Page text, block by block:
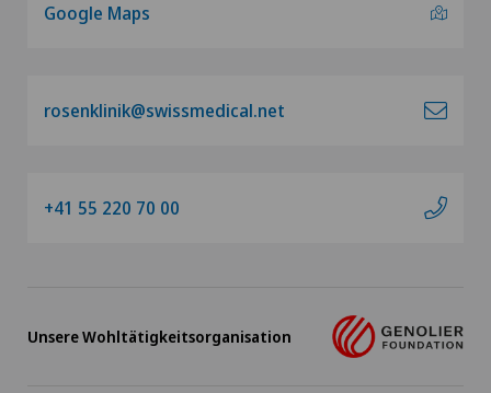
Google Maps
rosenklinik@swissmedical.net
+41 55 220 70 00
Unsere Wohltätigkeitsorganisation